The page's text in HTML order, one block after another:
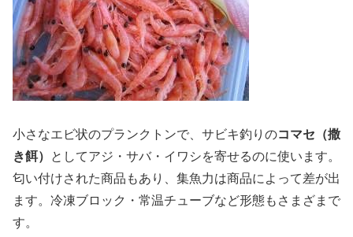
小さなエビ状のプランクトンで、サビキ釣りのコマセ（撒
き餌）
としてアジ・サバ・イワシを寄せるのに使います。
匂い付けされた商品もあり、集魚力は商品によって差が出
ます。冷凍ブロック・常温チューブなど形態もさまざまで
す。